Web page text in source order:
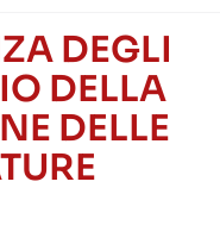
DEGLI
DELLA
DELLE